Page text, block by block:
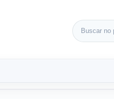
Buscar por: